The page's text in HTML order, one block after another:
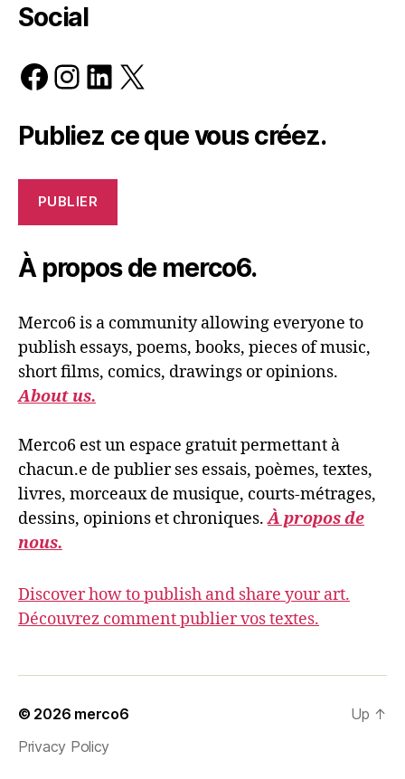
Social
Facebook
Instagram
LinkedIn
X
Publiez ce que vous créez.
PUBLIER
À propos de merco6.
Merco6 is a community allowing everyone to
publish essays, poems, books, pieces of music,
short films, comics, drawings or opinions.
About us.
Merco6 est un espace gratuit permettant à
chacun.e de publier ses essais, poèmes, textes,
livres, morceaux de musique, courts-métrages,
dessins, opinions et chroniques.À propos de
nous.
Discover how to publish and share your art.
Découvrez comment publier vos textes.
© 2026 merco6
Privacy Policy
Up ↑